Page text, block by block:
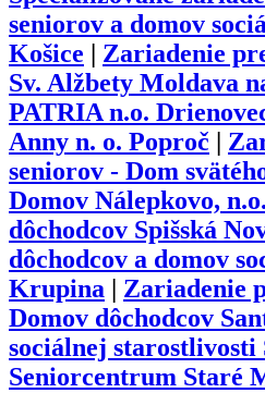
seniorov a domov
Košice
Zariadenie
Sv. Alžbety Moldava
PATRIA n.o.
Anny n. o. Poproč
seniorov - Dom
Domov Nálepkovo, n.o.
dôchodcov Spišská
dôchodcov a domov
Krupina
Zariadenie
Domov dôchodcov
sociálnej starostlivosti
Seniorcentrum Staré